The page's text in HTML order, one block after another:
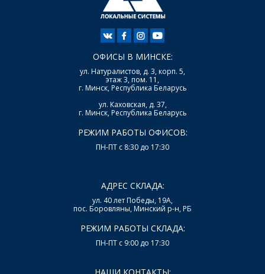
ОФИСЫ В МИНСКЕ:
ул. Натуралистов, д. 3, корп. 5,
этаж 3, пом. 11,
г. Минск, Республика Беларусь
ул. Каховская, д. 37,
г. Минск, Республика Беларусь
РЕЖИМ РАБОТЫ ОФИСОВ:
ПН-ПТ с 8:30 до 17:30
АДРЕС СКЛАДА:
ул. 40 лет Победы, 19А,
пос. Боровляны, Минский р-н, РБ
РЕЖИМ РАБОТЫ СКЛАДА:
ПН-ПТ с 9:00 до 17:30